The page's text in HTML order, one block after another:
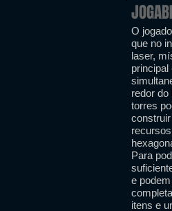
O
que no
laser,
redor
torres
Para
e
itens e